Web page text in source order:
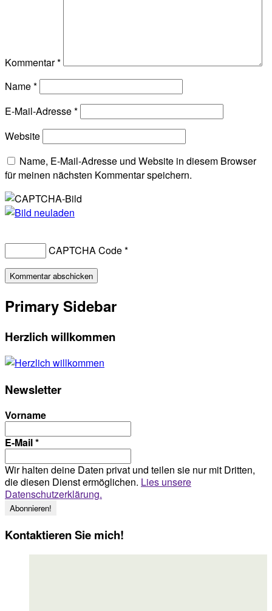
Kommentar*
Name*
E-Mail-Adresse*
Website
Name, E-Mail-Adresse und Website in diesem Browser
für meinen nächsten Kommentar speichern.
CAPTCHA Code*
Primary Sidebar
Herzlich willkommen
Newsletter
Vorname
E-Mail*
Wir halten deine Daten privat und teilen sie nur mit Dritten,
die diesen Dienst ermöglichen. Lies unsere
Datenschutzerklärung.
Kontaktieren Sie mich!